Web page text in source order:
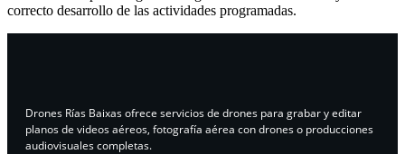
correcto desarrollo de las actividades programadas.
Drones Rías Baixas ofrece servicios de drones para grabar y editar
planos de videos aéreos, fotografía aérea con drones o producciones
audiovisuales completas.